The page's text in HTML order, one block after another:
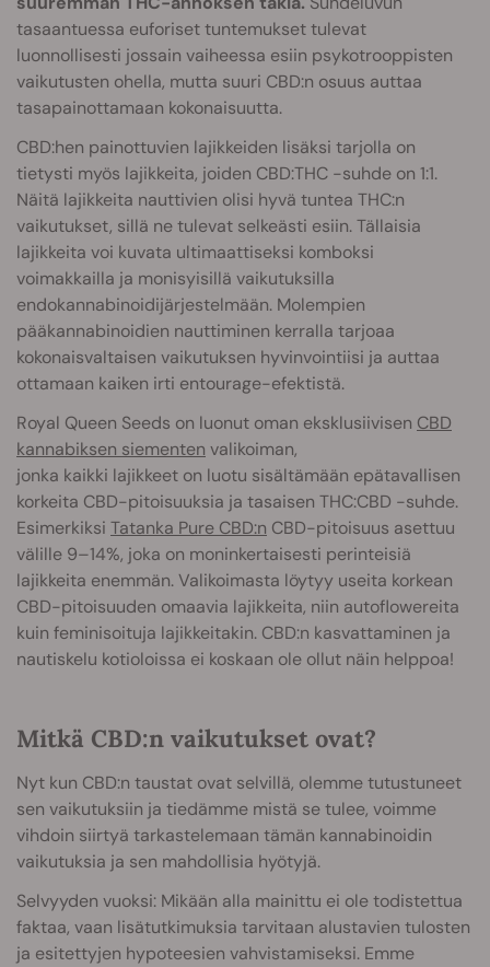
tasaantuessa euforiset tuntemukset tulevat
luonnollisesti jossain vaiheessa esiin psykotrooppisten
vaikutusten ohella, mutta suuri CBD:n osuus auttaa
tasapainottamaan kokonaisuutta.
CBD:hen painottuvien lajikkeiden lisäksi tarjolla on
tietysti myös lajikkeita, joiden CBD:THC -suhde on 1:1.
Näitä lajikkeita nauttivien olisi hyvä tuntea THC:n
vaikutukset, sillä ne tulevat selkeästi esiin. Tällaisia
lajikkeita voi kuvata ultimaattiseksi komboksi
voimakkailla ja monisyisillä vaikutuksilla
endokannabinoidijärjestelmään. Molempien
pääkannabinoidien nauttiminen kerralla tarjoaa
kokonaisvaltaisen vaikutuksen hyvinvointiisi ja auttaa
ottamaan kaiken irti entourage-efektistä.
Royal Queen Seeds on luonut oman eksklusiivisen CBD
kannabiksen siementen valikoiman,
jonka kaikki lajikkeet on luotu sisältämään epätavallisen
korkeita CBD-pitoisuuksia ja tasaisen THC:CBD -suhde.
Esimerkiksi Tatanka Pure CBD:n CBD-pitoisuus asettuu
välille 9–14%, joka on moninkertaisesti perinteisiä
lajikkeita enemmän. Valikoimasta löytyy useita korkean
CBD-pitoisuuden omaavia lajikkeita, niin autoflowereita
kuin feminisoituja lajikkeitakin. CBD:n kasvattaminen ja
nautiskelu kotioloissa ei koskaan ole ollut näin helppoa!
Mitkä CBD:n vaikutukset ovat?
Nyt kun CBD:n taustat ovat selvillä, olemme tutustuneet
sen vaikutuksiin ja tiedämme mistä se tulee, voimme
vihdoin siirtyä tarkastelemaan tämän kannabinoidin
vaikutuksia ja sen mahdollisia hyötyjä.
Selvyyden vuoksi: Mikään alla mainittu ei ole todistettua
faktaa, vaan lisätutkimuksia tarvitaan alustavien tulosten
ja esitettyjen hypoteesien vahvistamiseksi. Emme